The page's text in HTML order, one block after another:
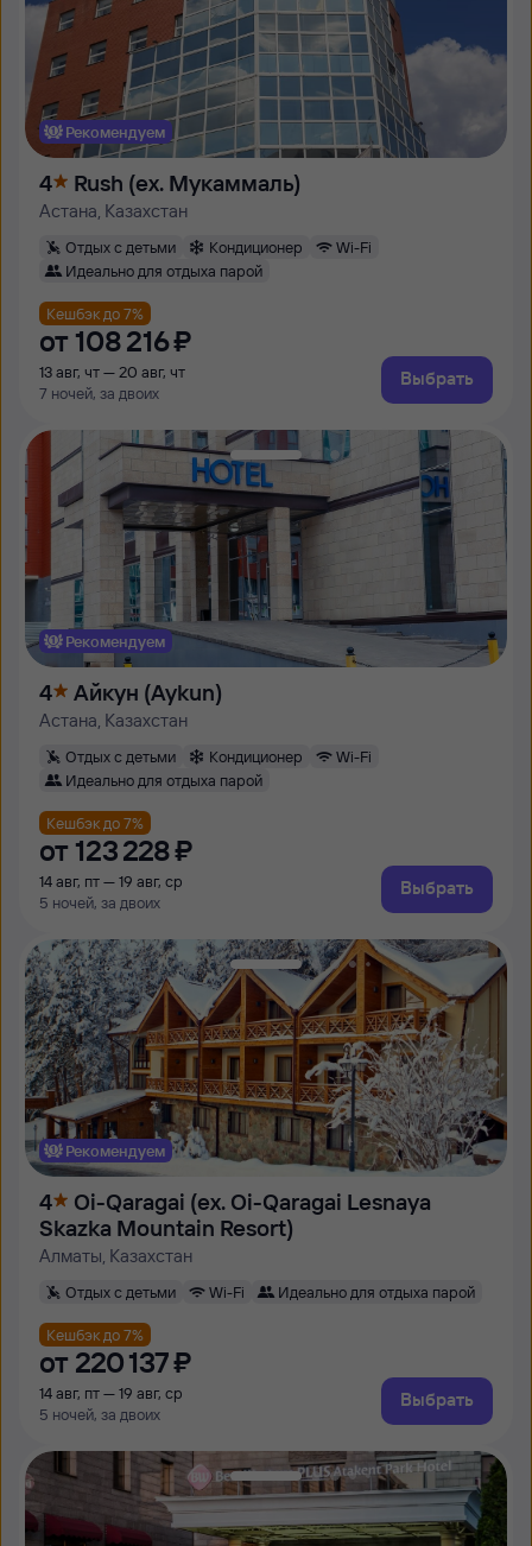
Рекомендуем
4 Rush (ex. Мукаммаль)
Астана, Казахстан
Отдых с детьми Кондиционер
Wi-Fi
Идеально для отдыха парой
Кешбэк до 7%
от 108 ⁠216 ⁠₽
13 авг, чт — 20 авг, чт
7 ночей, за двоих
Выбрать
Рекомендуем
4 Айкун (Aykun)
Астана, Казахстан
Отдых с детьми Кондиционер
Wi-Fi
Идеально для отдыха парой
Кешбэк до 7%
от 123 ⁠228 ⁠₽
14 авг, пт — 19 авг, ср
5 ночей, за двоих
Выбрать
Рекомендуем
4
Oi-Qaragai (ex. Oi-Qaragai Lesnaya
Skazka Mountain Resort)
Алматы, Казахстан
Отдых с детьми Wi-Fi Идеально для отдыха парой
Кешбэк до 7%
от 220 ⁠137 ⁠₽
14 авг, пт — 19 авг, ср
5 ночей, за двоих
Выбрать